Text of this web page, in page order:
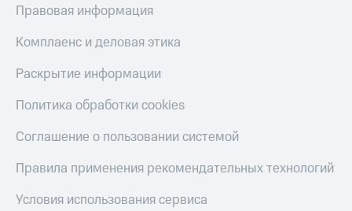
Правовая информация
Комплаенс и деловая этика
Раскрытие информации
Политика обработки cookies
Соглашение о пользовании системой
Правила применения рекомендательных технологий
Условия использования сервиса